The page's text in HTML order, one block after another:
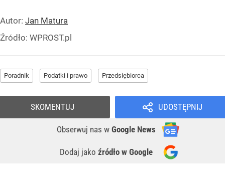
Autor: Jan Matura
Źródło: WPROST.pl
Poradnik Podatki i prawo Przedsiębiorca
UDOSTĘPNIJ
Obserwuj nas w Google News
Dodaj jako źródło w Google
SKOMENTUJ